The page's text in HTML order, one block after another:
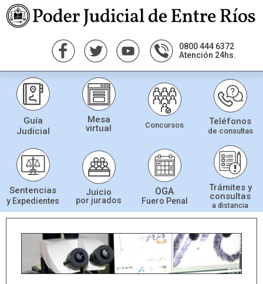
0800 444 6372
Atención 24hs.
Guía
Judicial
Mesa
virtual
Concursos Teléfonos
de consultas
Sentencias
y Expedientes
Juicio
por jurados
OGA
Fuero Penal
Trámites y
consultas
a distancia